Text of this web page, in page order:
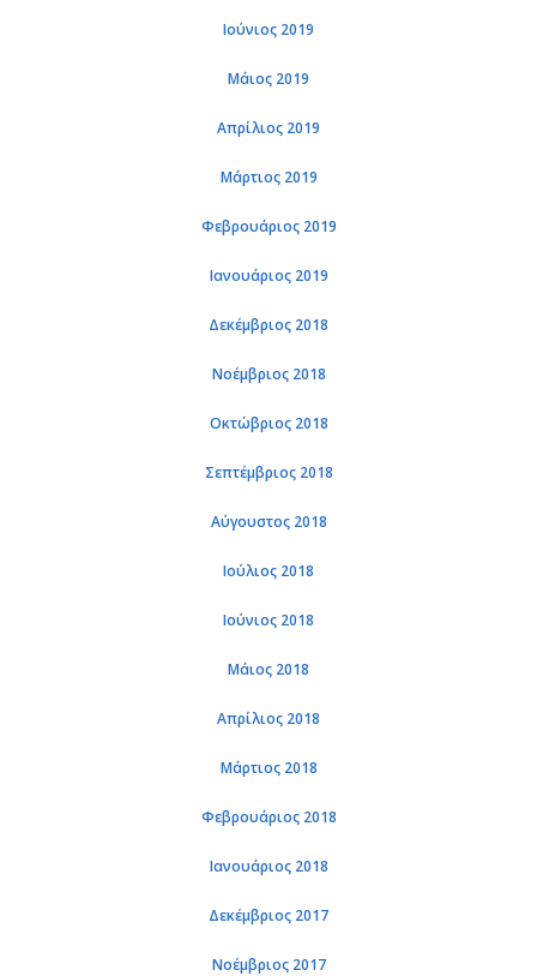
Ιούνιος 2019
Μάιος 2019
Απρίλιος 2019
Μάρτιος 2019
Φεβρουάριος 2019
Ιανουάριος 2019
Δεκέμβριος 2018
Νοέμβριος 2018
Οκτώβριος 2018
Σεπτέμβριος 2018
Αύγουστος 2018
Ιούλιος 2018
Ιούνιος 2018
Μάιος 2018
Απρίλιος 2018
Μάρτιος 2018
Φεβρουάριος 2018
Ιανουάριος 2018
Δεκέμβριος 2017
Νοέμβριος 2017